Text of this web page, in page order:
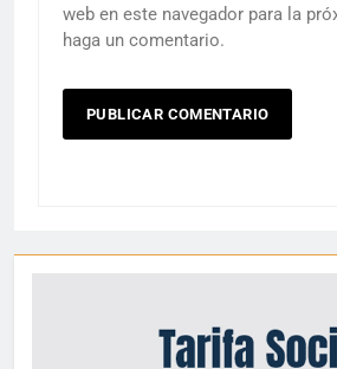
web en este navegador para la
haga un comentario.